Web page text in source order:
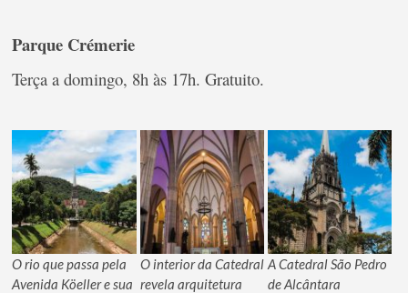
Parque Crémerie
Terça a domingo, 8h às 17h. Gratuito.
O rio que passa pela
Avenida Köeller e sua
O interior da Catedral
revela arquitetura
A Catedral São Pedro
de Alcântara